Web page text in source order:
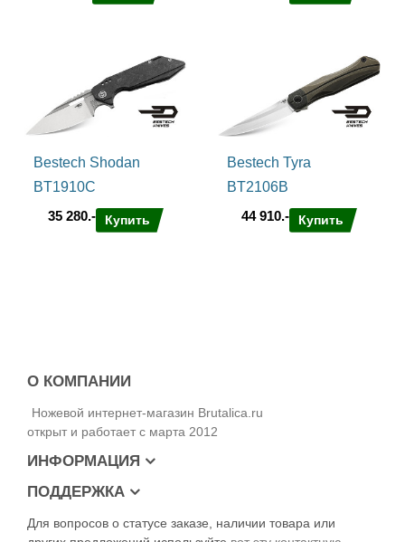
Bestech Shodan
BT1910C
35 280.-
Купить
Bestech Tyra
BT2106B
44 910.-
Купить
О КОМПАНИИ
Ножевой интернет-магазин Brutalica.ru
открыт и работает с марта 2012
ИНФОРМАЦИЯ
ПОДДЕРЖКА
Для вопросов о статусе заказе, наличии товара или